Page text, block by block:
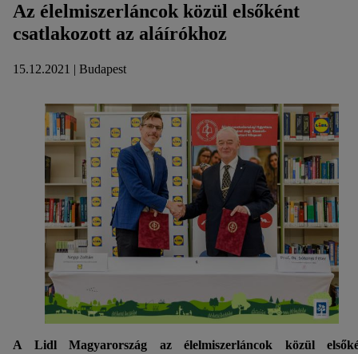
Az élelmiszerláncok közül elsőként
csatlakozott az aláírókhoz
15.12.2021 | Budapest
A Lidl Magyarország az élelmiszerláncok közül